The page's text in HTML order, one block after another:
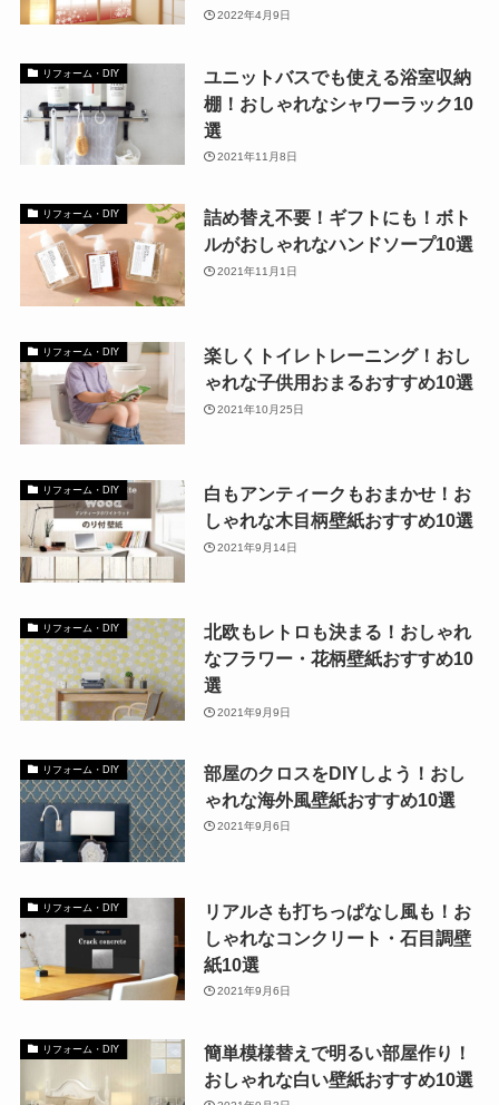
2022年4月9日
リフォーム・DIY
ユニットバスでも使える浴室収納
棚！おしゃれなシャワーラック10
選
2021年11月8日
リフォーム・DIY
詰め替え不要！ギフトにも！ボト
ルがおしゃれなハンドソープ10選
2021年11月1日
リフォーム・DIY
楽しくトイレトレーニング！おし
ゃれな子供用おまるおすすめ10選
2021年10月25日
リフォーム・DIY
白もアンティークもおまかせ！お
しゃれな木目柄壁紙おすすめ10選
2021年9月14日
リフォーム・DIY
北欧もレトロも決まる！おしゃれ
なフラワー・花柄壁紙おすすめ10
選
2021年9月9日
リフォーム・DIY
部屋のクロスをDIYしよう！おし
ゃれな海外風壁紙おすすめ10選
2021年9月6日
リフォーム・DIY
リアルさも打ちっぱなし風も！お
しゃれなコンクリート・石目調壁
紙10選
2021年9月6日
リフォーム・DIY
簡単模様替えで明るい部屋作り！
おしゃれな白い壁紙おすすめ10選